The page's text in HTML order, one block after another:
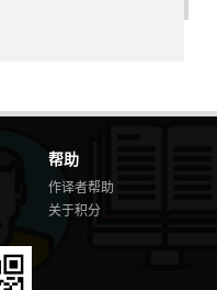
帮助
作译者帮助
关于积分